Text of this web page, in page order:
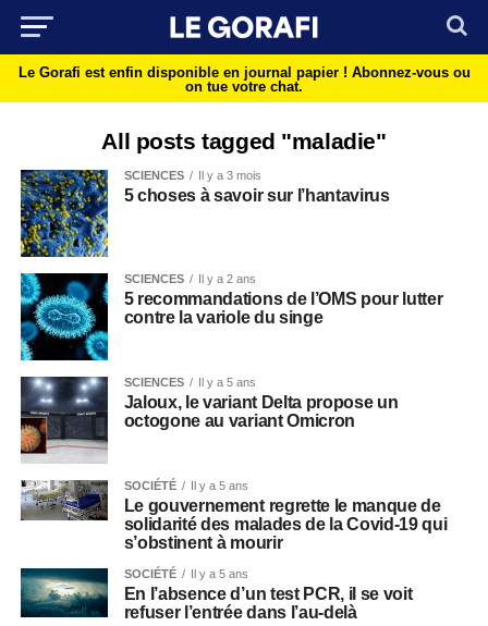
Le Gorafi est enfin disponible en journal papier ! Abonnez-vous ou
on tue votre chat.
All posts tagged "maladie"
SCIENCES Il y a 3 mois
5 choses à savoir sur l’hantavirus
SCIENCES Il y a 2 ans
5 recommandations de l’OMS pour lutter
contre la variole du singe
SCIENCES Il y a 5 ans
Jaloux, le variant Delta propose un
octogone au variant Omicron
SOCIÉTÉ Il y a 5 ans
Le gouvernement regrette le manque de
solidarité des malades de la Covid-19 qui
s’obstinent à mourir
SOCIÉTÉ Il y a 5 ans
En l’absence d’un test PCR, il se voit
refuser l’entrée dans l’au-delà